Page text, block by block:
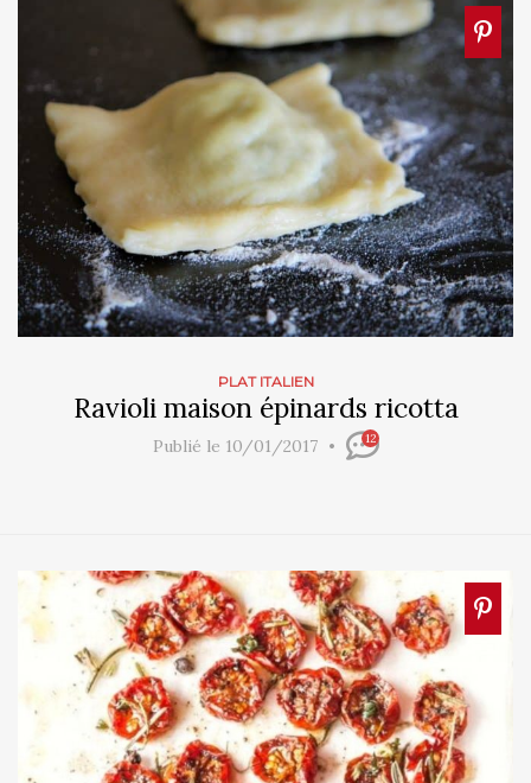
PLAT ITALIEN
Ravioli maison épinards ricotta
Publié le 10/01/2017 12